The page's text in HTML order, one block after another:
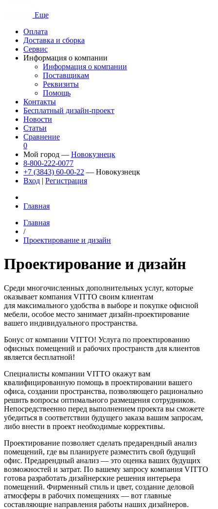
Еще
Оплата
Доставка и сборка
Сервис
Информация о компании
Информация о компании
Поставщикам
Реквизиты
Помощь
Контакты
Бесплатный дизайн-проект
Новости
Статьи
Сравнение
0
Мой город — Новокузнецк
8-800-222-0077
+7 (3843) 60-00-22 — Новокузнецк
Вход | Регистрация
Главная
Главная
/
Проектирование и дизайн
Проектирование и дизайн
Среди многочисленных дополнительных услуг, которые
оказывает компания VITTO своим клиентам
для максимального удобства в выборе и покупке офисной
мебели, особое место занимает дизайн-проектирование
вашего индивидуального пространства.
Бонус от компании VITTO! Услуга по проектированию
офисных помещений и рабочих пространств для клиентов
является бесплатной!
Специалисты компании VITTO окажут вам
квалифицированную помощь в проектировании вашего
офиса, создании пространства, позволяющего рационально
решить вопросы оптимального размещения сотрудников.
Непосредствеенно перед выполнением проекта вы сможете
убедиться в соответствии будущего заказа вашим запросам,
либо внести в проект необходимые коррективы.
Проектирование позволяет сделать предарендный анализ
помещений, где вы планируете разместить свой будущий
офис. Предарендный анализ — это оценка ваших будущих
возможностей и затрат. По вашему запросу компания VITTO
готова разработать дизайнерские решения интерьера
помещений. Фирменный стиль и цвет, создание деловой
атмосферы в рабочих помещениях — вот главные
составляющие направления работы наших дизайнеров.